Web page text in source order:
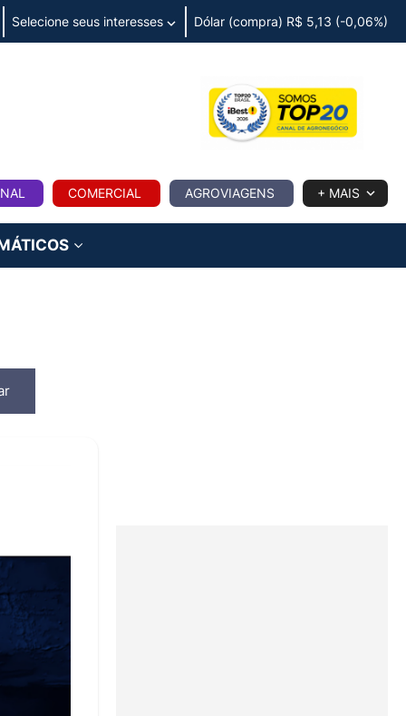
Selecione seus interesses Dólar (compra) R$ 5,13 (-0,06%)
COMERCIAL AGROVIAGENS + MAIS